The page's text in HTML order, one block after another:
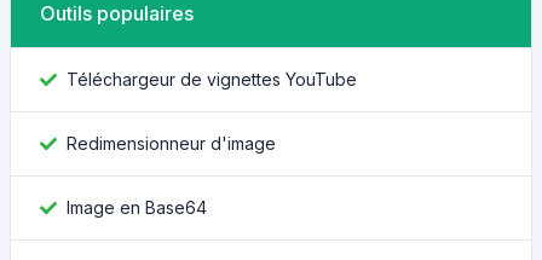
Outils populaires
Téléchargeur de vignettes YouTube
Redimensionneur d'image
Image en Base64